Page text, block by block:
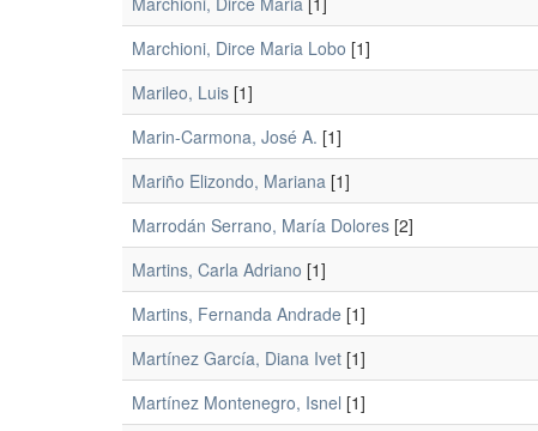
Marchioni, Dirce Maria Lobo [1]
Marileo, Luis [1]
Marin-Carmona, José A. [1]
Mariño Elizondo, Mariana [1]
Marrodán Serrano, María Dolores [2]
Martins, Carla Adriano [1]
Martins, Fernanda Andrade [1]
Martínez García, Diana Ivet [1]
Martínez Montenegro, Isnel [1]